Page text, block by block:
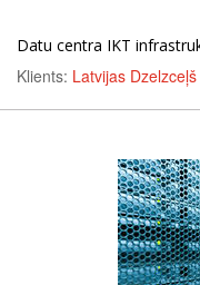
Datu centra IKT
Klients: Latvijas Dzelzceļš